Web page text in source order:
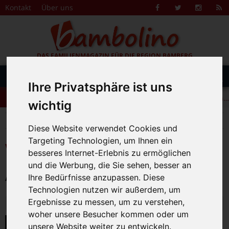
Ihre Privatsphäre ist uns
wichtig
Diese Website verwendet Cookies und
Targeting Technologien, um Ihnen ein
besseres Internet-Erlebnis zu ermöglichen
und die Werbung, die Sie sehen, besser an
Ihre Bedürfnisse anzupassen. Diese
Technologien nutzen wir außerdem, um
Ergebnisse zu messen, um zu verstehen,
woher unsere Besucher kommen oder um
unsere Website weiter zu entwickeln.
Zum Inhalt springen
Kontakt Über uns FacebookTwitter
DAS FAMILIENMAGAZIN FÜR DIE REGION BAMBERG
nach:
+++ Leolingo: Englischcamp mit Muttersprachlern – auch in Bamberg! +++
Veranstaltungskalender
Alle Veranstaltungen am 9.12.2025
Dienstag, 09. Dezember 2025
Michael Ende: Die unendliche Geschichte -
Kurzfassung (ab 6 J.)